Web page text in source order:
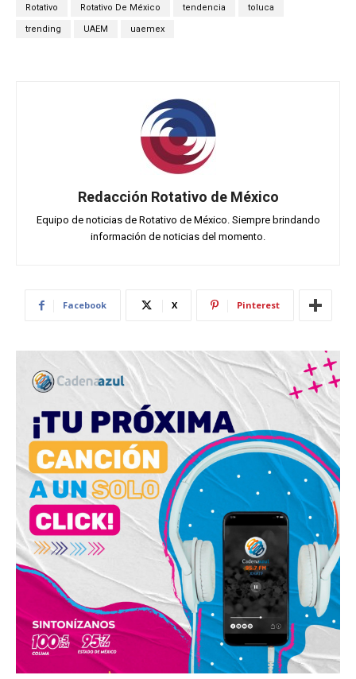
Rotativo Rotativo De México tendencia toluca
trending UAEM uaemex
Redacción Rotativo de México
Equipo de noticias de Rotativo de México. Siempre brindando
información de noticias del momento.
Facebook X Pinterest